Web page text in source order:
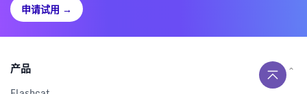
申请试用 →
产品